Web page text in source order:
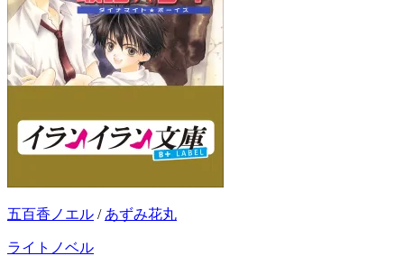
五百香ノエル / あずみ花丸
ライトノベル